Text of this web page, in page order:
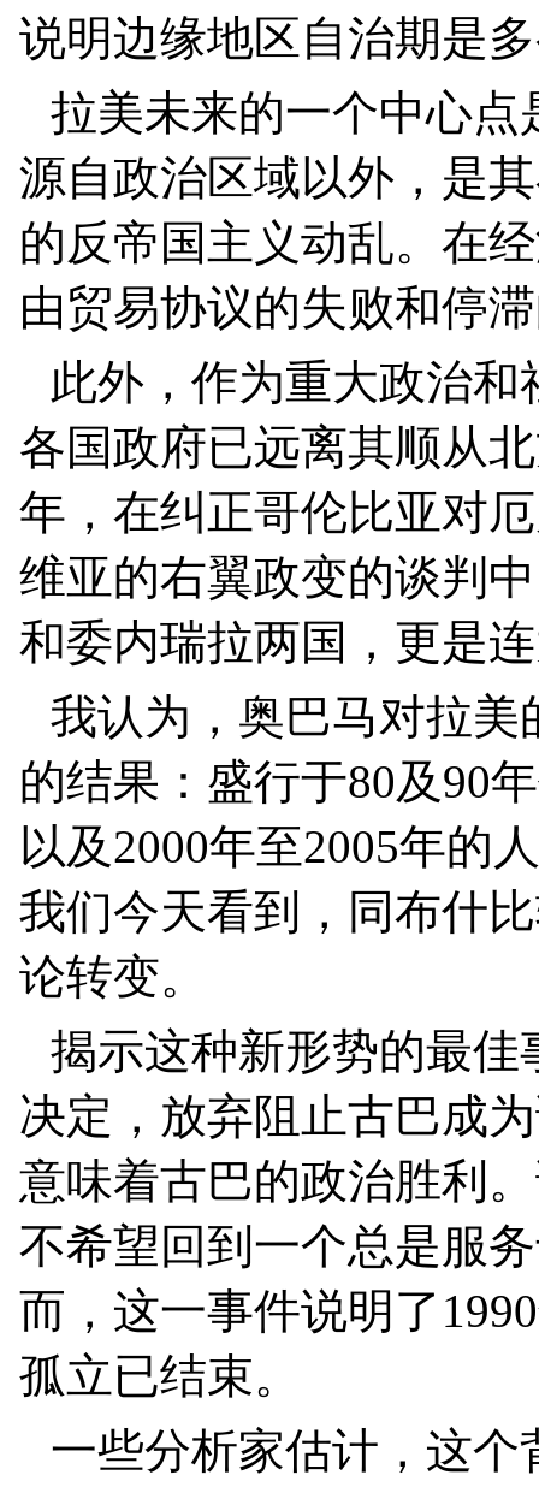
说明边缘地区自治期是
拉美未来的一个中心
源自政治区域以外，是
的反帝国主义动乱。在
由贸易协议的失败和停
此外，作为重大政治
各国政府已远离其顺从
年，在纠正哥伦比亚对
维亚的右翼政变的谈判
和委内瑞拉两国，更是
我认为，奥巴马对拉
的结果：盛行于80及90
以及2000年至2005年的
我们今天看到，同布什
论转变。
揭示这种新形势的最
决定，放弃阻止古巴成
意味着古巴的政治胜利
不希望回到一个总是服
而，这一事件说明了 1990
孤立已结束。
一些分析家估计，这